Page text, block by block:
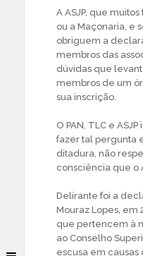
A ASJP, que
ou a Maçonaria, e
obriguem a
membros das
dúvidas que
membros de um
sua inscrição.
O PAN, TLC e
fazer tal pergunta
ditadura, não
consciência que o
Delirante foi a
Mouraz Lopes, em
que pertencem à
ao Conselho
escusa em causas